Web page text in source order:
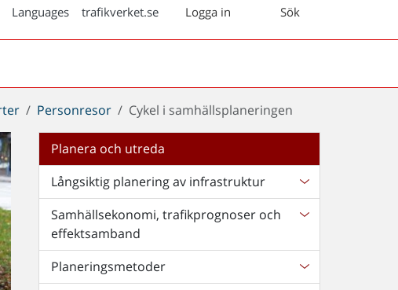
Languages trafikverket.se Logga in Sök
Personresor Cykel i samhällsplaneringen
Planera och utreda
Långsiktig planering av infrastruktur
Samhällsekonomi, trafikprognoser och
effektsamband
Planeringsmetoder